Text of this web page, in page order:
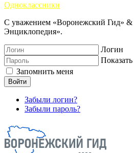
Одноклассники
С уважением «Воронежский Гид» &
Энциклопедия».
Логин
Показать
Запомнить меня
Войти
Забыли логин?
Забыли пароль?